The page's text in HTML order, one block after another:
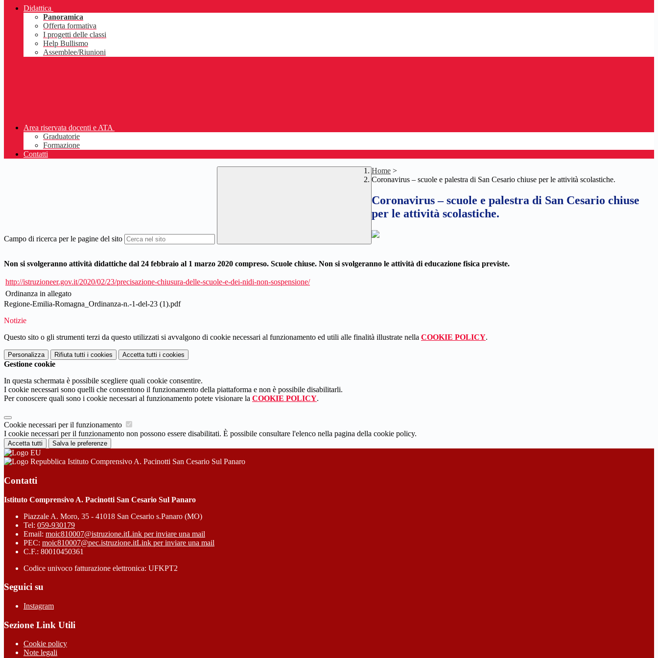
Didattica
Panoramica
Offerta formativa
I progetti delle classi
Help Bullismo
Assemblee/Riunioni
Area riservata docenti e ATA
Graduatorie
Formazione
Contatti
Campo di ricerca per le pagine del sito
Home >
Coronavirus – scuole e palestra di San Cesario chiuse per le attività scolastiche.
Coronavirus – scuole e palestra di San Cesario chiuse
per le attività scolastiche.
Non si svolgeranno attività didattiche dal 24 febbraio al 1 marzo 2020 compreso. Scuole chiuse. Non si svolgeranno le attività di educazione fisica previste.
http://istruzioneer.gov.it/2020/02/23/precisazione-chiusura-delle-scuole-e-dei-nidi-non-sospensione/
Ordinanza in allegato
Regione-Emilia-Romagna_Ordinanza-n.-1-del-23 (1).pdf
Notizie
Questo sito o gli strumenti terzi da questo utilizzati si avvalgono di cookie necessari al funzionamento ed utili alle finalità illustrate nella COOKIE POLICY.
Personalizza Rifiuta tutti i cookies Accetta tutti i cookies
Gestione cookie
In questa schermata è possibile scegliere quali cookie consentire.
I cookie necessari sono quelli che consentono il funzionamento della piattaforma e non è possibile disabilitarli.
Per conoscere quali sono i cookie necessari al funzionamento potete visionare la COOKIE POLICY.
Cookie necessari per il funzionamento
I cookie necessari per il funzionamento non possono essere disabilitati. È possibile consultare l'elenco nella pagina della cookie policy.
Accetta tutti Salva le preferenze
Istituto Comprensivo A. Pacinotti San Cesario Sul Panaro
Contatti
Istituto Comprensivo A. Pacinotti San Cesario Sul Panaro
Piazzale A. Moro, 35 - 41018 San Cesario s.Panaro (MO)
Tel: 059-930179
Email: moic810007@istruzione.itLink per inviare una mail
PEC: moic810007@pec.istruzione.itLink per inviare una mail
C.F.: 80010450361
Codice univoco fatturazione elettronica: UFKPT2
Seguici su
Instagram
Sezione Link Utili
Cookie policy
Note legali